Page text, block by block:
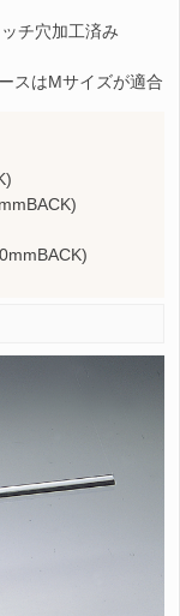
チ穴加工済み
スはMサイズが適合